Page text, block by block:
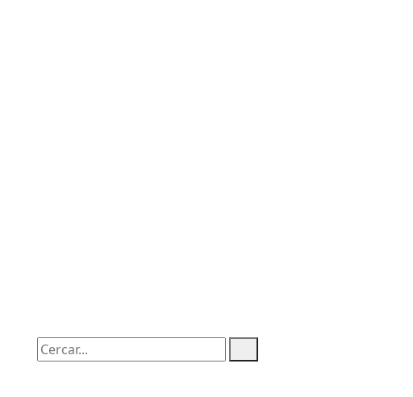
Cercar: